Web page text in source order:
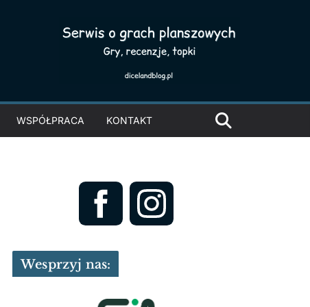
WSPÓŁPRACA KONTAKT
Wesprzyj nas: